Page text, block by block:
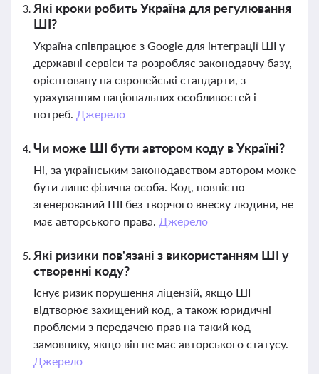
Які кроки робить Україна для регулювання
ШІ?
Україна співпрацює з Google для інтеграції ШІ у
державні сервіси та розробляє законодавчу базу,
орієнтовану на європейські стандарти, з
урахуванням національних особливостей і
потреб. Джерело
Чи може ШІ бути автором коду в Україні?
Ні, за українським законодавством автором може
бути лише фізична особа. Код, повністю
згенерований ШІ без творчого внеску людини, не
має авторського права. Джерело
Які ризики пов'язані з використанням ШІ у
створенні коду?
Існує ризик порушення ліцензій, якщо ШІ
відтворює захищений код, а також юридичні
проблеми з передачею прав на такий код
замовнику, якщо він не має авторського статусу.
Джерело